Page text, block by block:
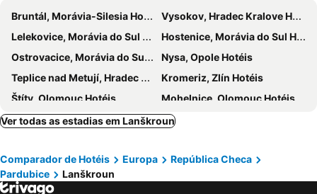
Bruntál, Morávia-Silesia Hotéis
Vysokov, Hradec Kralove Hotéis
Lelekovice, Morávia do Sul Hotéis
Hostenice, Morávia do Sul Hotéis
Ostrovacice, Morávia do Sul Hotéis
Nysa, Opole Hotéis
Teplice nad Metují, Hradec Kralove Hotéis
Kromeriz, Zlín Hotéis
Štíty, Olomouc Hotéis
Mohelnice, Olomouc Hotéis
Międzygórze, Baixa Silésia Hotéis
Loucná nad Desnou, Olomouc Hotéis
Polanica-Zdrój, Baixa Silésia Hotéis
Chrudim, Pardubice Hotéis
Prostějov, Olomouc Hotéis
Kudowa-Zdrój, Baixa Silésia Hotéis
Ver todas as estadias em Lanškroun
Comparador de Hotéis Europa
República Checa
Pardubice
Lanškroun